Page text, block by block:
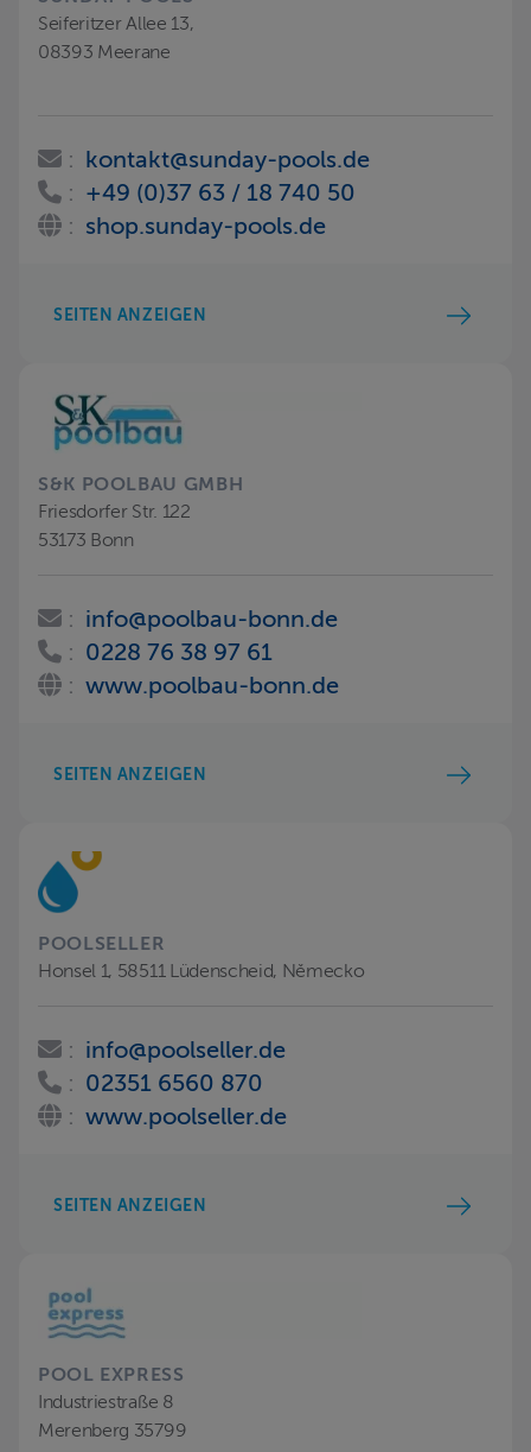
Seiferitzer Allee 13,
08393 Meerane
: kontakt@sunday-pools.de
: +49 (0)37 63 / 18 740 50
: shop.sunday-pools.de
SEITEN ANZEIGEN
S&K POOLBAU GMBH
Friesdorfer Str. 122
53173 Bonn
: info@poolbau-bonn.de
: 0228 76 38 97 61
: www.poolbau-bonn.de
SEITEN ANZEIGEN
POOLSELLER
Honsel 1, 58511 Lüdenscheid, Německo
: info@poolseller.de
: 02351 6560 870
: www.poolseller.de
SEITEN ANZEIGEN
POOL EXPRESS
Industriestraße 8
Merenberg 35799